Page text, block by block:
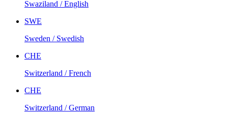
Swaziland / English
SWE
Sweden / Swedish
CHE
Switzerland / French
CHE
Switzerland / German